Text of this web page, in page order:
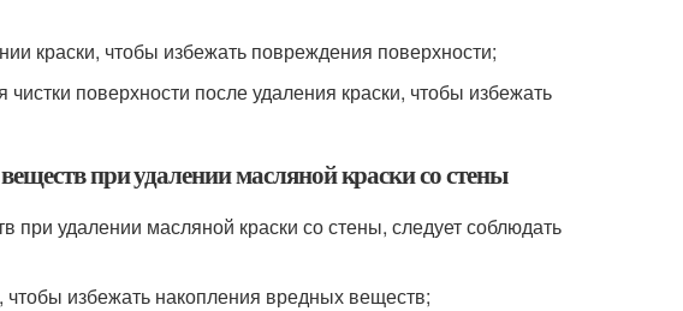
краски, чтобы избежать повреждения поверхности;
поверхности после удаления краски, чтобы избежать
при удалении масляной краски со стены
удалении масляной краски со стены, следует соблюдать
избежать накопления вредных веществ;